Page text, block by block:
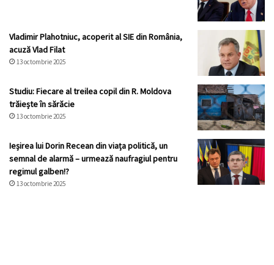
Vladimir Plahotniuc, acoperit al SIE din România,
acuză Vlad Filat
13 octombrie 2025
Studiu: Fiecare al treilea copil din R. Moldova
trăiește în sărăcie
13 octombrie 2025
Ieșirea lui Dorin Recean din viața politică, un
semnal de alarmă – urmează naufragiul pentru
regimul galben!?
13 octombrie 2025